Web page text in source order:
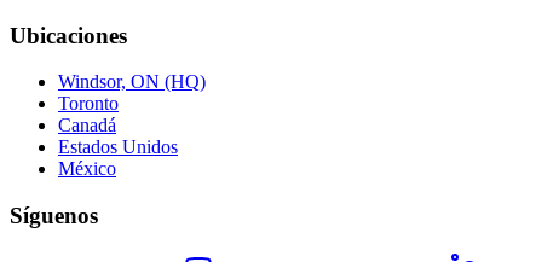
Ubicaciones
Windsor, ON (HQ)
Toronto
Canadá
Estados Unidos
México
Síguenos